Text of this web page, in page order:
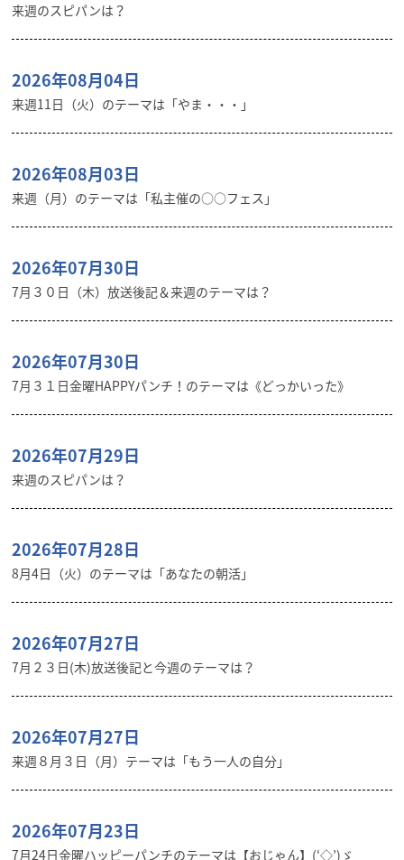
来週のスピパンは？
2026年08月04日
来週11日（火）のテーマは「やま・・・」
2026年08月03日
来週（月）のテーマは「私主催の○○フェス」
2026年07月30日
7月３０日（木）放送後記＆来週のテーマは？
2026年07月30日
7月３１日金曜HAPPYパンチ！のテーマは《どっかいった》
2026年07月29日
来週のスピパンは？
2026年07月28日
8月4日（火）のテーマは「あなたの朝活」
2026年07月27日
7月２３日(木)放送後記と今週のテーマは？
2026年07月27日
来週８月３日（月）テーマは「もう一人の自分」
2026年07月23日
7月24日金曜ハッピーパンチのテーマは【おじゃん】(‘◇’)ゞ